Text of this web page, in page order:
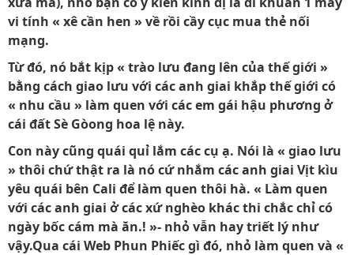
vi tính « xê cần hen » về rồi cầy cục mua thẻ nối
mạng.
Từ đó, nó bắt kịp « trào lưu đang lên của thế giới »
bằng cách giao lưu với các anh giai khắp thế giới có
« nhu cầu » làm quen với các em gái hậu phương ở
cái đất Sè Gòong hoa lệ này.
Con này cũng quái quỉ lắm các cụ ạ. Nói là « giao lưu
» thôi chứ thật ra là nó cứ nhắm các anh giai Vịt kìu
yêu quái bên Cali để làm quen thôi hà. « Làm quen
với các anh giai ở các xứ nghèo khác thi chắc chỉ có
ngày bốc cám mà ăn.! »- nhỏ vẫn hay triết lý như
vậy.Qua cái Web Phun Phiếc gì đó, nhỏ làm quen và «